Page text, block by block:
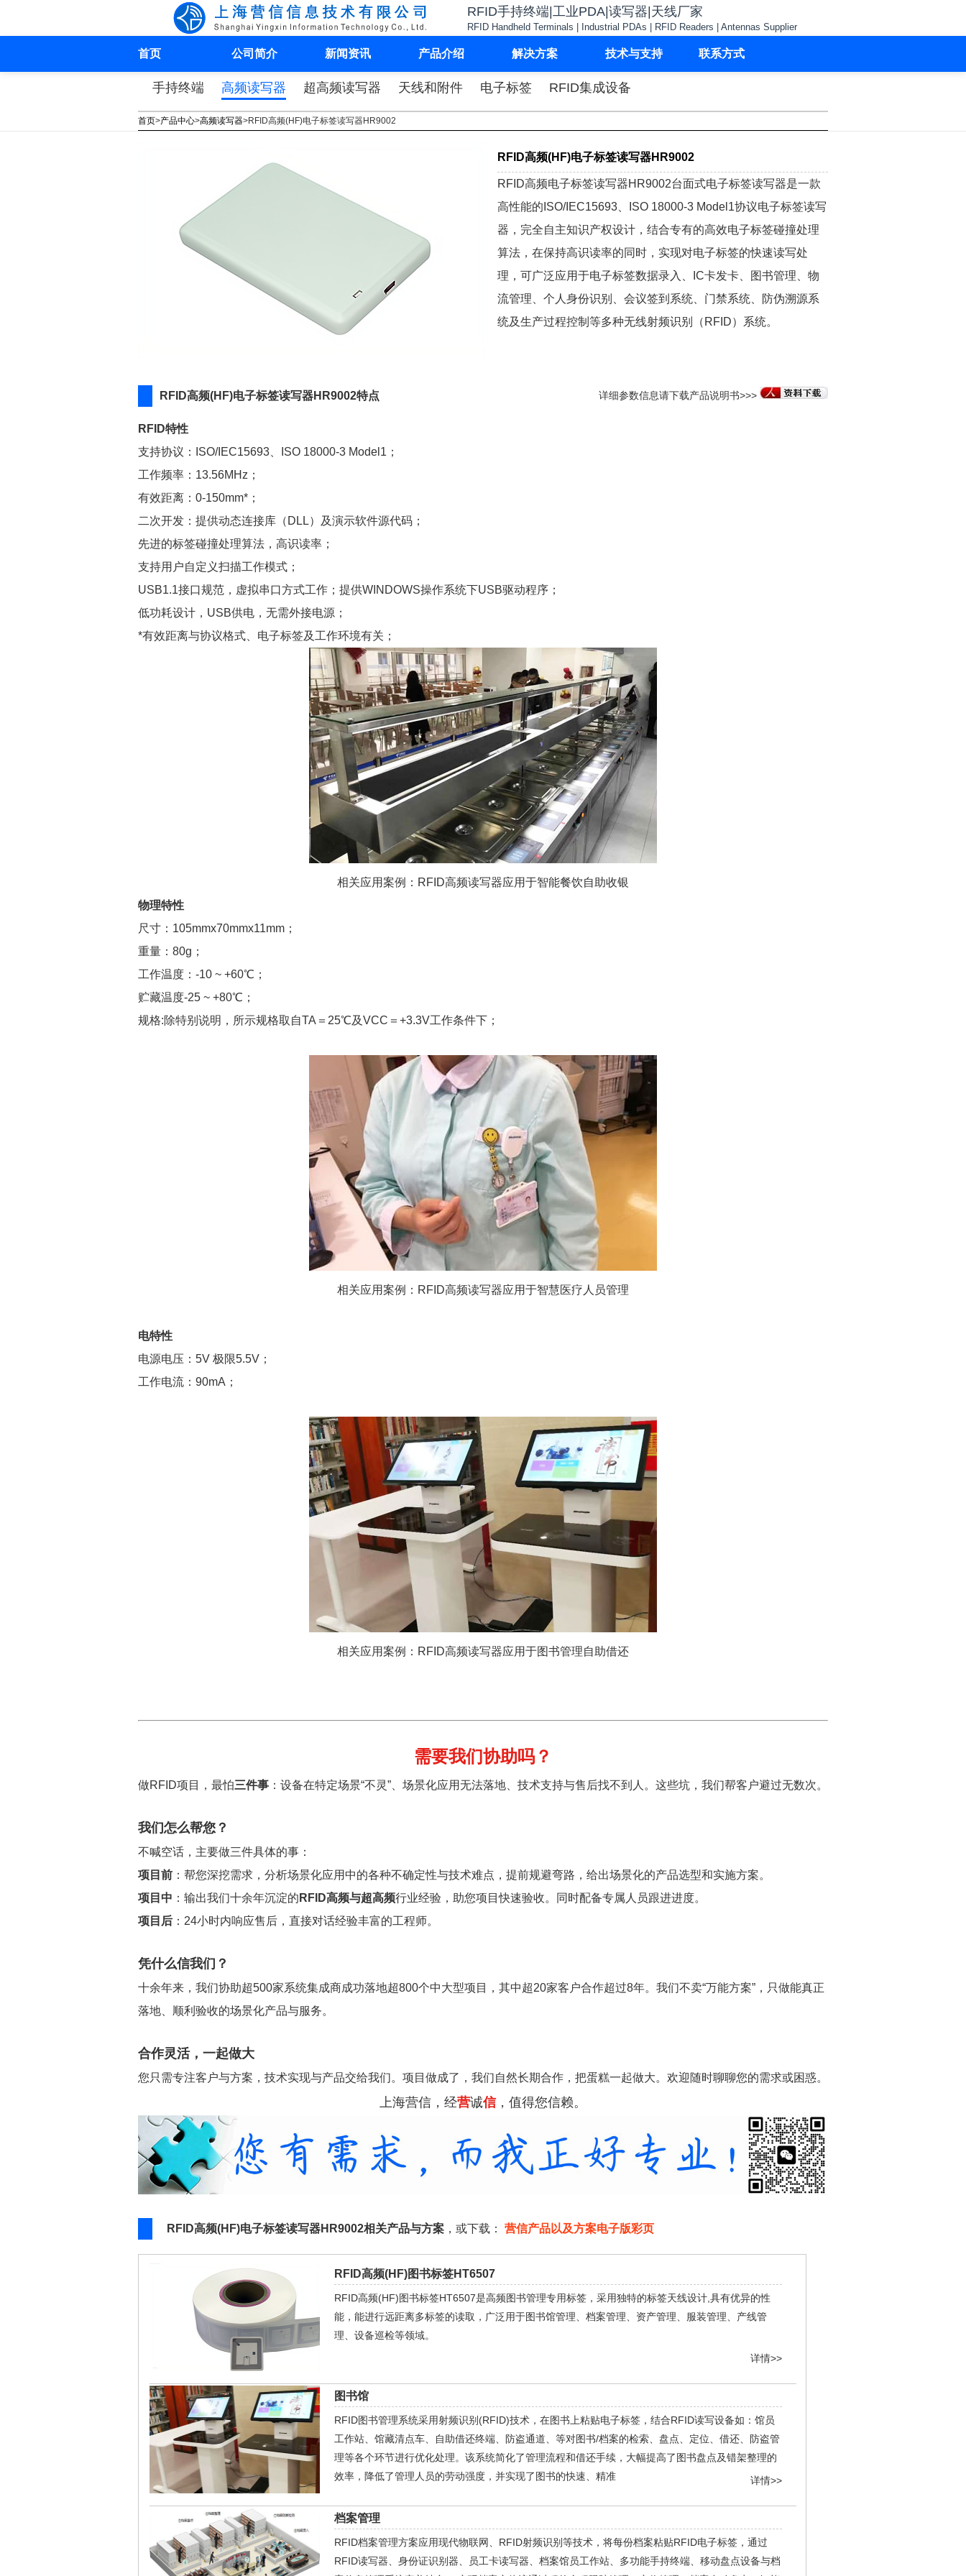
RFID手持终端|工业PDA|读写器|天线厂家
RFID Handheld Terminals | Industrial PDAs | RFID Readers | Antennas Supplier
首页 公司简介 新闻资讯 产品介绍 解决方案 技术与支持 联系方式
手持终端 高频读写器 超高频读写器 天线和附件 电子标签 RFID集成设备
首页>产品中心>高频读写器>RFID高频(HF)电子标签读写器HR9002
RFID高频(HF)电子标签读写器HR9002
RFID高频电子标签读写器HR9002台面式电子标签读写器是一款
高性能的 ISO/IEC15693、ISO 18000-3 Model1协议电子标签读写
器，完全自主知识产权设计，结合专有的高效电子标签碰撞处理
算法，在保持高识读率的同时，实现对电子标签的快速读写处
理，可广泛应用于电子标签数据录入、IC卡发卡、图书管理、物
流管理、个人身份识别、会议签到系统、门禁系统、防伪溯源系
统及生产过程控制等多种无线射频识别（RFID）系统。
RFID高频(HF)电子标签读写器HR9002特点 详细参数信息请下载产品说明书>>>
RFID特性
支持协议：
ISO/IEC15693、ISO 18000-3 Model1 ；
工作频率：13.56MHz；
有效距离：0-150mm*；
二次开发：提供动态连接库（DLL）及演示软件源代码；
先进的标签碰撞处理算法，高识读率；
支持用户自定义扫描工作模式；
USB1.1接口规范，虚拟串口方式工作；提供WINDOWS操作系统下USB驱动程序 ；
低功耗设计，USB供电，无需外接电源；
*有效距离与协议格式、电子标签及工作环境有关；
相关应用案例：RFID高频读写器应用于智能餐饮自助收银
物理特性
尺寸：105mmx70mmx11mm；
重量：80g；
工作温度：-10 ~ +60℃；
贮藏温度-25 ~ +80℃；
规格:除特别说明，所示规格取自TA＝25℃及VCC＝+3.3V工作条件下；
相关应用案例：RFID高频读写器应用于智慧医疗人员管理
电特性
电源电压：5V 极限5.5V；
工作电流：90mA；
相关应用案例：RFID高频读写器应用于图书管理自助借还
需要我们协助吗？
做RFID项目，最怕三件事 ：设备在特定场景“不灵”、场景化应用无法落地、技术支持与售后找不到人。这些坑，我们帮客户避过无数次。
我们怎么帮您？
不喊空话，主要做三件具体的事：
项目前 ：帮您深挖需求，分析场景化应用中的各种不确定性与技术难点，提前规避弯路，给出场景化的产品选型和实施方案。
项目中 ：输出我们十余年沉淀的 RFID高频与超高频行业经验，助您项目快速验收。同时配备专属人员跟进进度。
项目后 ：24小时内响应售后，直接对话经验丰富的工程师。
凭什么信我们？
十余年来，我们协助超500家系统集成商成功落地超800个中大型项目，其中超20家客户合作超过8年。我们不卖“万能方案”，只做能真正
落地、顺利验收的场景化产品与服务。
合作灵活，一起做大
您只需专注客户与方案，技术实现与产品交给我们。项目做成了，我们自然长期合作，把蛋糕一起做大。欢迎随时聊聊您的需求或困惑。
上海营信，经营诚信，值得您信赖。
RFID高频(HF)电子标签读写器HR9002相关产品与方案 ，或下载： 营信产品以及方案电子版彩页
RFID高频(HF)图书标签HT6507
RFID高频(HF)图书标签HT6507是高频图书管理专用标签，采用独特的标签天线设计,具有优异的性
能，能进行远距离多标签的读取，广泛用于图书馆管理、档案管理、资产管理、服装管理、产线管
理、设备巡检等领域。
详情>>
图书馆
RFID图书管理系统采用射频识别(RFID)技术，在图书上粘贴电子标签，结合RFID读写设备如：馆员
工作站、馆藏清点车、自助借还终端、防盗通道、等对图书/档案的检索、盘点、定位、借还、防盗管
理等各个环节进行优化处理。该系统简化了管理流程和借还手续，大幅提高了图书盘点及错架整理的
效率，降低了管理人员的劳动强度，并实现了图书的快速、精准
详情>>
档案管理
RFID档案管理方案应用现代物联网、RFID射频识别等技术，将每份档案粘贴RFID电子标签，通过
RFID读写器、身份证识别器、员工卡读写器、档案馆员工作站、多功能手持终端、移动盘点设备与档